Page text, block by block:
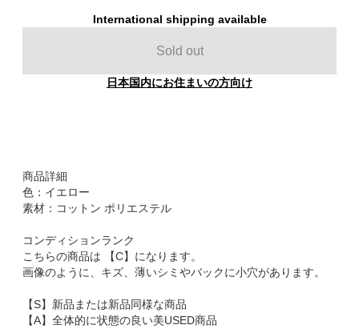
International shipping available
Sold out
日本国内にお住まいの方向け
商品詳細
色：イエロー
素材：コットン ポリエステル
コンディションランク
こちらの商品は 【C】になります。
画像のように、キズ、薄いシミやバックに小穴があります。
【S】新品または新品同様な商品
【A】全体的に状態の良い美USED商品